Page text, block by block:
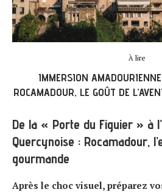
À lire
IMMERSION
ROCAMADOUR, LE GOÛT DE
De la « Porte du Figuier » à
Quercynoise : Rocamadour,
gourmande
Après le choc visuel, préparez